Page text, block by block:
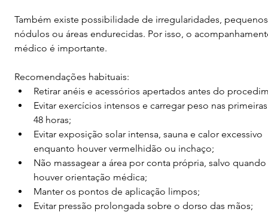
Também existe possibilidade de irregularidades,
nódulos ou áreas endurecidas. Por isso, o
médico é importante.
Recomendações habituais:
Retirar anéis e acessórios apertados antes do
Evitar exercícios intensos e carregar peso nas
48 horas;
Evitar exposição solar intensa, sauna e calor excessivo
enquanto houver vermelhidão ou inchaço;
Não massagear a área por conta própria, salvo quando
houver orientação médica;
Manter os pontos de aplicação limpos;
Evitar pressão prolongada sobre o dorso das mãos;